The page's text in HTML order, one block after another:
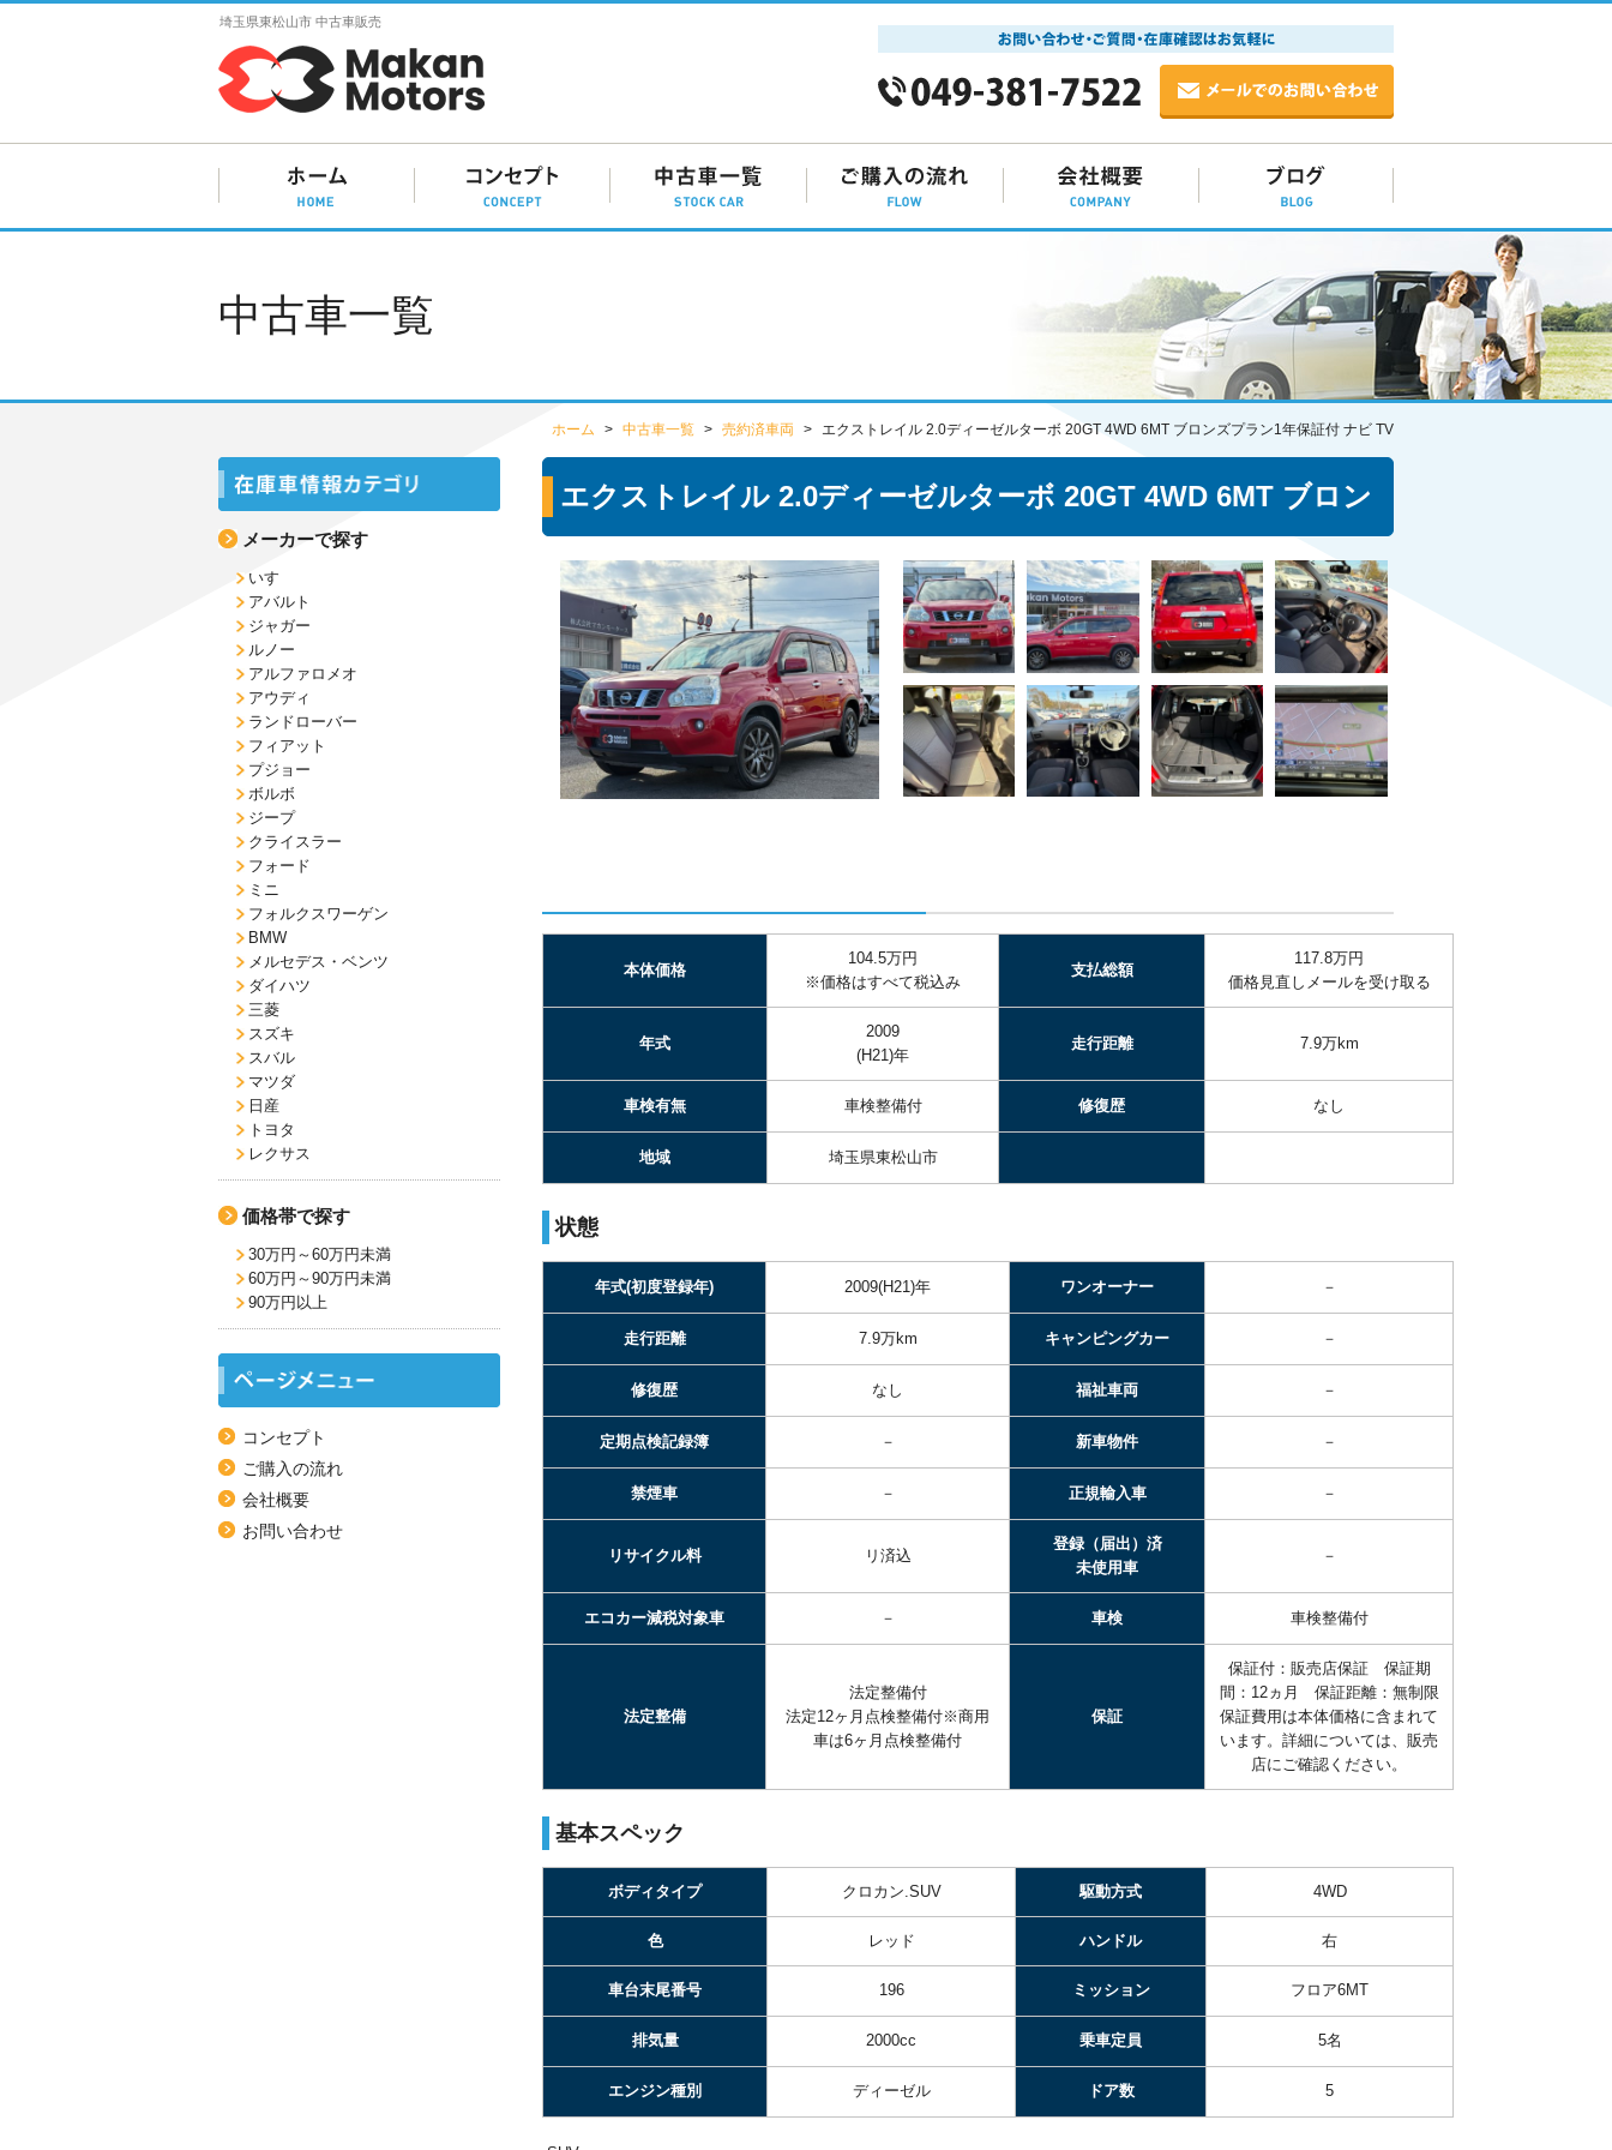
埼玉県東松山市 中古車販売
中古車一覧
ホーム 中古車一覧 売約済車両 エクストレイル 2.0ディーゼルターボ 20GT 4WD 6MT ブロンズプラン1年保証付 ナビ TV
エクストレイル 2.0ディーゼルターボ 20GT 4WD 6MT ブロン
ズプラン1年保証付 ナビ TV
本体価格
104.5万円
※価格はすべて税込み
支払総額
117.8万円
価格見直しメールを受け取る
年式
2009
(H21)年
走行距離 7.9万km
車検有無 車検整備付 修復歴 なし
地域 埼玉県東松山市
状態
年式(初度登録年) 2009(H21)年 ワンオーナー －
走行距離 7.9万km キャンピングカー －
修復歴 なし 福祉車両 －
定期点検記録簿 － 新車物件 －
禁煙車 － 正規輸入車 －
リサイクル料 リ済込
登録（届出）済
未使用車
－
エコカー減税対象車 － 車検 車検整備付
法定整備
法定整備付
法定12ヶ月点検整備付※商用
車は6ヶ月点検整備付
保証
保証付：販売店保証 保証期
間：12ヵ月 保証距離：無制限
保証費用は本体価格に含まれて
います。詳細については、販売
店にご確認ください。
基本スペック
ボディタイプ クロカン.SUV 駆動方式 4WD
色 レッド ハンドル 右
車台末尾番号 196 ミッション フロア6MT
排気量 2000cc 乗車定員 5名
エンジン種別 ディーゼル ドア数 5
メーカーで探す
いすゞ
アバルト
ジャガー
ルノー
アルファロメオ
アウディ
ランドローバー
フィアット
プジョー
ボルボ
ジープ
クライスラー
フォード
ミニ
フォルクスワーゲン
BMW
メルセデス・ベンツ
ダイハツ
三菱
スズキ
スバル
マツダ
日産
トヨタ
レクサス
価格帯で探す
30万円～60万円未満
60万円～90万円未満
90万円以上
コンセプト
ご購入の流れ
会社概要
お問い合わせ